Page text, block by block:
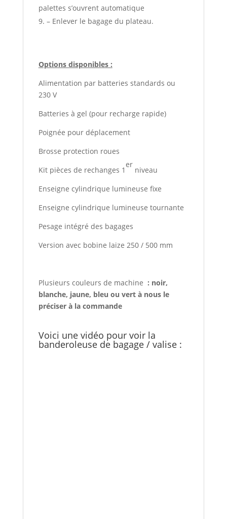
palettes s’ouvrent automatique
– Enlever le bagage du plateau.
Options disponibles :
Alimentation par batteries standards ou
230 V
Batteries à gel (pour recharge rapide)
Poignée pour déplacement
Brosse protection roues
Kit pièces de rechanges 1
er
niveau
Enseigne cylindrique lumineuse fixe
Enseigne cylindrique lumineuse tournante
Pesage intégré des bagages
Version avec bobine laize 250 / 500 mm
Plusieurs couleurs de machine : noir,
blanche, jaune, bleu ou vert à nous le
préciser à la commande
Voici une vidéo pour voir la
banderoleuse de bagage / valise :